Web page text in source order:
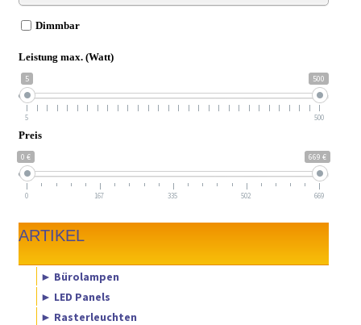
Dimmbar
Leistung max. (Watt)
5 500
5 500
Preis
0 € 669 €
0 167 335 502 669
ARTIKEL
► Bürolampen
► LED Panels
► Rasterleuchten